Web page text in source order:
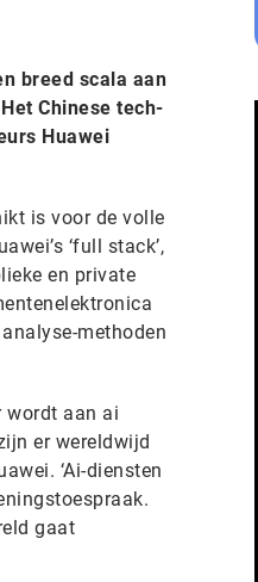
breed scala aan
Chinese tech-
Huawei
is voor de volle
‘full stack’,
en private
methoden
wordt aan ai
er wereldwijd
‘Ai-diensten
gaat